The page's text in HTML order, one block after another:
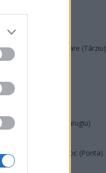
PACE (Peia)
Acțiunea Conservatoare (Târziu)
PDF (Lazarus)
PNȚCD (Pavelescu)
Partidul Patrioților (Surugiu)
România pe Primul Loc (Ponta)
Altul